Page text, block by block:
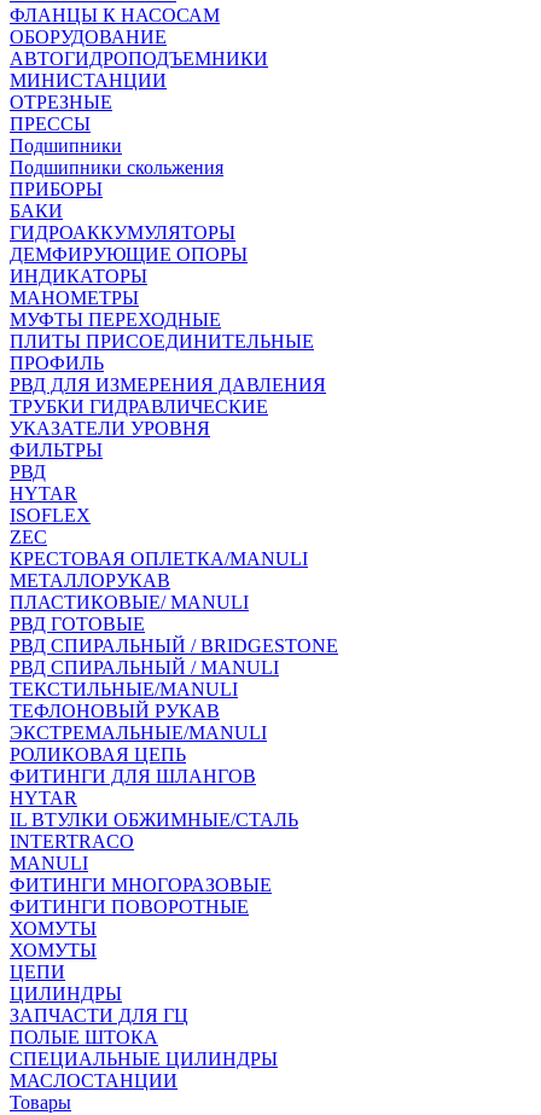
ФЛАНЦЫ К НАСОСАМ
ОБОРУДОВАНИЕ
АВТОГИДРОПОДЪЕМНИКИ
МИНИСТАНЦИИ
ОТРЕЗНЫЕ
ПРЕССЫ
Подшипники
Подшипники скольжения
ПРИБОРЫ
БАКИ
ГИДРОАККУМУЛЯТОРЫ
ДЕМФИРУЮЩИЕ ОПОРЫ
ИНДИКАТОРЫ
МАНОМЕТРЫ
МУФТЫ ПЕРЕХОДНЫЕ
ПЛИТЫ ПРИСОЕДИНИТЕЛЬНЫЕ
ПРОФИЛЬ
РВД ДЛЯ ИЗМЕРЕНИЯ ДАВЛЕНИЯ
ТРУБКИ ГИДРАВЛИЧЕСКИЕ
УКАЗАТЕЛИ УРОВНЯ
ФИЛЬТРЫ
РВД
HYTAR
ISOFLEX
ZEC
КРЕСТОВАЯ ОПЛЕТКА/MANULI
МЕТАЛЛОРУКАВ
ПЛАСТИКОВЫЕ/ MANULI
РВД ГОТОВЫЕ
РВД СПИРАЛЬНЫЙ / BRIDGESTONE
РВД СПИРАЛЬНЫЙ / MANULI
ТЕКСТИЛЬНЫЕ/MANULI
ТЕФЛОНОВЫЙ РУКАВ
ЭКСТРЕМАЛЬНЫЕ/MANULI
РОЛИКОВАЯ ЦЕПЬ
ФИТИНГИ ДЛЯ ШЛАНГОВ
HYTAR
IL ВТУЛКИ ОБЖИМНЫЕ/СТАЛЬ
INTERTRACO
MANULI
ФИТИНГИ МНОГОРАЗОВЫЕ
ФИТИНГИ ПОВОРОТНЫЕ
ХОМУТЫ
ХОМУТЫ
ЦЕПИ
ЦИЛИНДРЫ
ЗАПЧАСТИ ДЛЯ ГЦ
ПОЛЫЕ ШТОКА
СПЕЦИАЛЬНЫЕ ЦИЛИНДРЫ
МАСЛОСТАНЦИИ
Товары